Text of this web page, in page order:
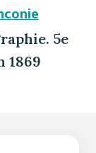
5e
1869